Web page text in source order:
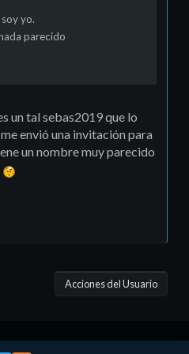
yo.
parecido
un tal sebas2019 que lo
envió una invitación para
un nombre muy parecido
Acciones del Usuario